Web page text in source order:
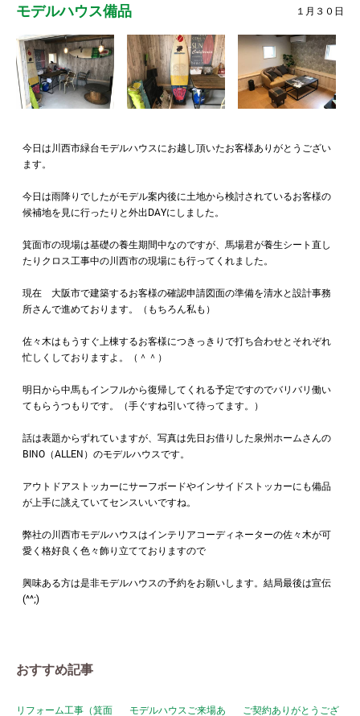
モデルハウス備品 １月３０日
今日は川西市緑台モデルハウスにお越し頂いたお客様ありがとうござい
ます。
今日は雨降りでしたがモデル案内後に土地から検討されているお客様の
候補地を見に行ったりと外出DAYにしました。
箕面市の現場は基礎の養生期間中なのですが、馬場君が養生シート直し
たりクロス工事中の川西市の現場にも行ってくれました。
現在 大阪市で建築するお客様の確認申請図面の準備を清水と設計事務
所さんで進めております。（もちろん私も）
佐々木はもうすぐ上棟するお客様につきっきりで打ち合わせとそれぞれ
忙しくしておりますよ。（＾＾）
明日から中馬もインフルから復帰してくれる予定ですのでバリバリ働い
てもらうつもりです。（手ぐすね引いて待ってます。）
話は表題からずれていますが、写真は先日お借りした泉州ホームさんの
BINO（ALLEN）のモデルハウスです。
アウトドアストッカーにサーフボードやインサイドストッカーにも備品
が上手に誂えていてセンスいいですね。
弊社の川西市モデルハウスはインテリアコーディネーターの佐々木が可
愛く格好良く色々飾り立てておりますので
興味ある方は是非モデルハウスの予約をお願いします。結局最後は宣伝
(^^;)
おすすめ記事
リフォーム工事（箕面 モデルハウスご来場あ ご契約ありがとうござ